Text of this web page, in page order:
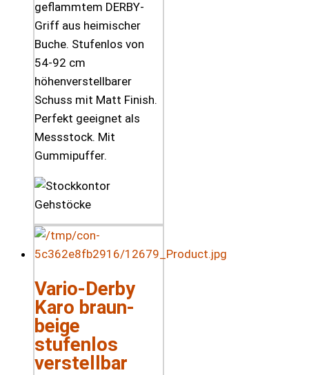
geflammtem DERBY-
Griff aus heimischer
Buche. Stufenlos von
54-92 cm
höhenverstellbarer
Schuss mit Matt Finish.
Perfekt geeignet als
Messstock. Mit
Gummipuffer.
Vario-Derby
Karo braun-
beige
stufenlos
verstellbar